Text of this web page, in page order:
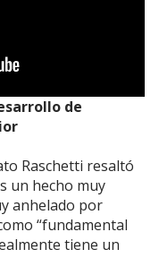
de
Raschetti resaltó
un hecho muy
anhelado por
“fundamental
tiene un